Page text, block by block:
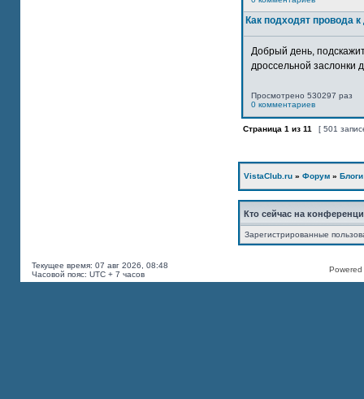
Как подходят провода
Добрый день,
дроссельной заслонки
Просмотрено 530297 раз
0 комментариев
Страница 1 из 11 [ 501
VistaClub.ru » Форум » Блоги
Кто сейчас на
Зарегистрированные
Текущее время: 07 авг 2026, 08:48
Часовой пояс: UTC + 7 часов